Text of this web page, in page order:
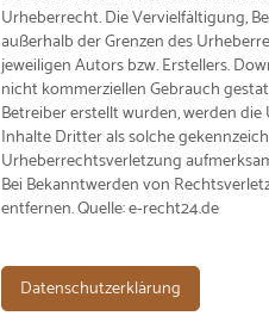
Urheberrecht. Die Vervielfältigung,
außerhalb der Grenzen des
jeweiligen Autors bzw. Erstellers.
nicht kommerziellen Gebrauch
Betreiber erstellt wurden, werden
Inhalte Dritter als solche
Urheberrechtsverletzung
Bei Bekanntwerden von
entfernen. Quelle: e-recht24.de
Datenschutzerklärung